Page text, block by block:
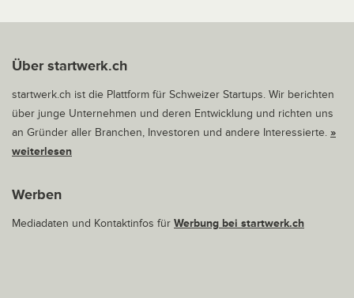
Über startwerk.ch
startwerk.ch ist die Plattform für Schweizer Startups. Wir berichten
über junge Unternehmen und deren Entwicklung und richten uns
an Gründer aller Branchen, Investoren und andere Interessierte. »
weiterlesen
Werben
Mediadaten und Kontaktinfos für Werbung bei startwerk.ch